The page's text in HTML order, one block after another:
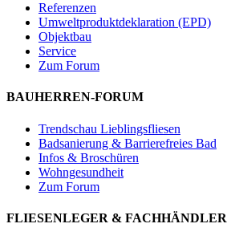
Referenzen
Umweltproduktdeklaration (EPD)
Objektbau
Service
Zum Forum
BAUHERREN-FORUM
Trendschau Lieblingsfliesen
Badsanierung & Barrierefreies Bad
Infos & Broschüren
Wohngesundheit
Zum Forum
FLIESENLEGER & FACHHÄNDLER